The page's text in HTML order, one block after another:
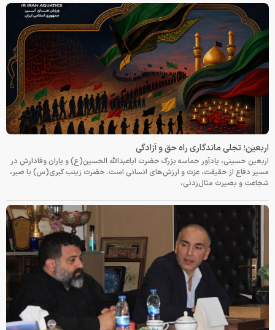
اربعین؛ تجلی ماندگاری راه حق و آزادگی
اربعین حسینی، یادآور حماسه بزرگ حضرت اباعبدالله الحسین(ع) و یاران وفادارش در
مسیر دفاع از حقیقت، عزت و ارزش‌های انسانی است. حضرت زینب کبری(س) با صبر،
شجاعت و بصیرت مثال‌زدنی،